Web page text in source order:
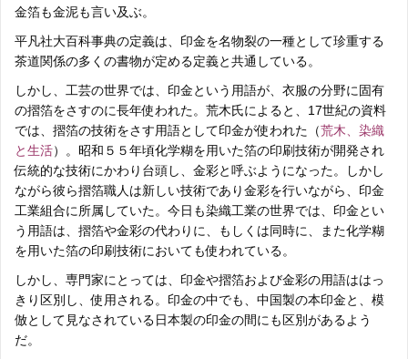
金箔も金泥も言い及ぶ。
平凡社大百科事典の定義は、印金を名物裂の一種として珍重する
茶道関係の多くの書物が定める定義と共通している。
しかし、工芸の世界では、印金という用語が、衣服の分野に固有
の摺箔をさすのに長年使われた。荒木氏によると、17世紀の資料
では、摺箔の技術をさす用語として印金が使われた（荒木、染織
と生活）。昭和５５年頃化学糊を用いた箔の印刷技術が開発され
伝統的な技術にかわり台頭し、金彩と呼ぶようになった。しかし
ながら彼ら摺箔職人は新しい技術であり金彩を行いながら、印金
工業組合に所属していた。今日も染織工業の世界では、印金とい
う用語は、摺箔や金彩の代わりに、もしくは同時に、また化学糊
を用いた箔の印刷技術においても使われている。
しかし、専門家にとっては、印金や摺箔および金彩の用語ははっ
きり区別し、使用される。印金の中でも、中国製の本印金と、模
倣として見なされている日本製の印金の間にも区別があるよう
だ。